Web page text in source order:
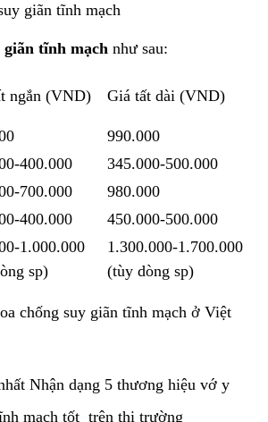
giãn tĩnh mạch
giãn tĩnh mạch như sau:
ngắn (VND) Giá tất dài (VND)
990.000
400.000
345.000-500.000
700.000
980.000
400.000 450.000-500.000
1.000.000
sp)
1.300.000-1.700.000
(tùy dòng sp)
chống suy giãn tĩnh mạch ở Việt
Nhận dạng 5 thương hiệu vớ y
mạch tốt trên thị trường